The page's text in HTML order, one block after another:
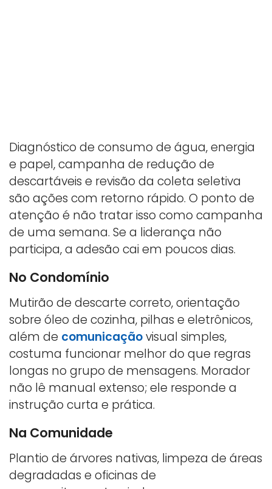
Diagnóstico de consumo de água, energia
e papel, campanha de redução de
descartáveis e revisão da coleta seletiva
são ações com retorno rápido. O ponto de
atenção é não tratar isso como campanha
de uma semana. Se a liderança não
participa, a adesão cai em poucos dias.
No Condomínio
Mutirão de descarte correto, orientação
sobre óleo de cozinha, pilhas e eletrônicos,
além de comunicaçãovisual simples,
costuma funcionar melhor do que regras
longas no grupo de mensagens. Morador
não lê manual extenso; ele responde a
instrução curta e prática.
Na Comunidade
Plantio de árvores nativas, limpeza de áreas
degradadas e oficinas de